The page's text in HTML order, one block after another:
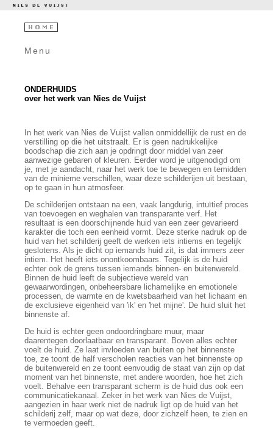
Menu
ONDERHUIDS
over het werk van Nies de Vuijst
In het werk van Nies de Vuijst vallen onmiddellijk de rust en de
verstilling op die het uitstraalt. Er is geen nadrukkelijke
boodschap die zich aan je opdringt door middel van zeer
aanwezige gebaren of kleuren. Eerder word je uitgenodigd om
je, met je aandacht, naar het werk toe te bewegen en temidden
van de minieme verschillen, waar deze schilderijen uit bestaan,
op te gaan in hun atmosfeer.
De schilderijen ontstaan na een, vaak langdurig, intuïtief proces
van toevoegen en weghalen van transparante verf. Het
resultaat is een doorschijnende huid van een zeer gevarieerd
karakter die toch een eenheid vormt. Deze sterke nadruk op de
huid van het schilderij geeft de werken iets intiems en tegelijk
geslotens. Als je dicht op iemands huid zit, is dat immers zeer
intiem. Het heeft iets onontkoombaars. Tegelijk is de huid
echter ook de grens tussen iemands binnen- en buitenwereld.
Binnen de huid leeft de subjectieve wereld van
gewaarwordingen, onbeheersbare lichamelijke en emotionele
processen, de warmte en de kwetsbaarheid van het lichaam en
de exclusieve eigenheid van 'ik' en 'het mijne'. De huid sluit het
binnenste af.
De huid is echter geen ondoordringbare muur, maar
daarentegen doorlaatbaar en transparant. Boven alles echter
voelt de huid. Ze laat invloeden van buiten op het binnenste
toe, ze toont de half verscholen reacties van het binnenste op
de buitenwereld en ze toont eenvoudig de staat van zijn op dat
moment van het binnenste, met andere woorden, hoe het zich
voelt. Behalve een transparant scherm is de huid dus ook een
communicatiekanaal. Zeker in het werk van Nies de Vuijst,
aangezien in haar werk niet de nadruk ligt op de huid van het
schilderij zelf, maar op wat deze, door zichzelf heen, te zien en
te vermoeden geeft.